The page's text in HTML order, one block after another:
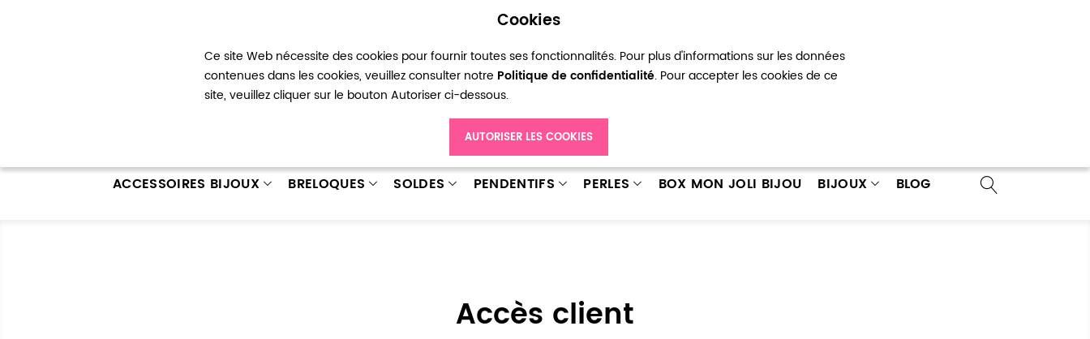
Cookies
Ce site Web nécessite des cookies pour fournir toutes ses fonctionnalités. Pour plus d'informations sur les données
contenues dans les cookies, veuillez consulter notre Politique de confidentialité. Pour accepter les cookies de ce
site, veuillez cliquer sur le bouton Autoriser ci-dessous.
AUTORISER LES COOKIES
Mon compte Ma liste d’envies Connexion Créer un compte
ACCESSOIRES BIJOUX BRELOQUES SOLDES PENDENTIFS PERLES BOX MON JOLI BIJOU BIJOUX BLOG
Accès client